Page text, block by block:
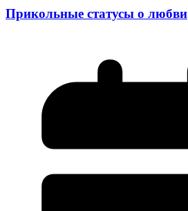
Прикольные статусы о любви